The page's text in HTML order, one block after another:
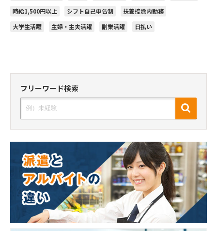
時給1,500円以上
シフト自己申告制
扶養控除内勤務
大学生活躍
主婦・主夫活躍 副業活躍 日払い
フリーワード検索